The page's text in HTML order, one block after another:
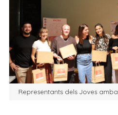
Representants dels Joves